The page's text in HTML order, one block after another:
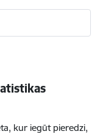
kur iegūt pieredzi,